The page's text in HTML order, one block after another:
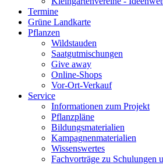
Termine
Grüne Landkarte
Pflanzen
Wildstauden
Saatgutmischungen
Give away
Online-Shops
Vor-Ort-Verkauf
Service
Informationen zum Projekt
Pflanzpläne
Bildungsmaterialien
Kampagnenmaterialien
Wissenswertes
Fachvorträge zu Schulungen